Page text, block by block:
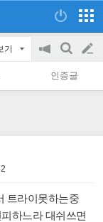
기
공
on/off
검
색
글
쓰
인증글
트라이못하는중
하느라 대쉬쓰면